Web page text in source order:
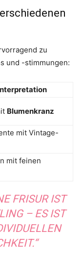
zu
und -stimmungen:
Blumenkranz
mit Vintage-
mit feinen
FRISUR IST
– ES IST